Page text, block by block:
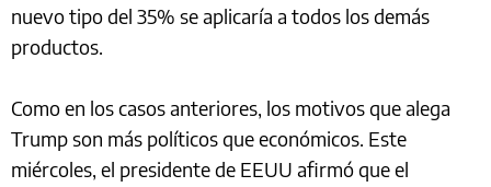
nuevo tipo del 35% se aplicaría a todos los demás
productos.
Como en los casos anteriores, los motivos que alega
Trump son más políticos que económicos. Este
miércoles, el presidente de EEUU afirmó que el